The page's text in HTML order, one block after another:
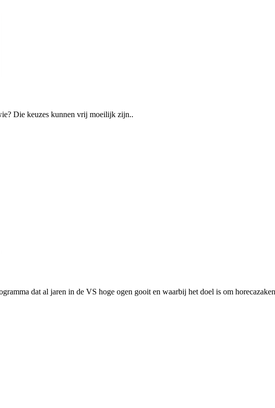
Die keuzes kunnen vrij moeilijk zijn..
dat al jaren in de VS hoge ogen gooit en waarbij het doel is om